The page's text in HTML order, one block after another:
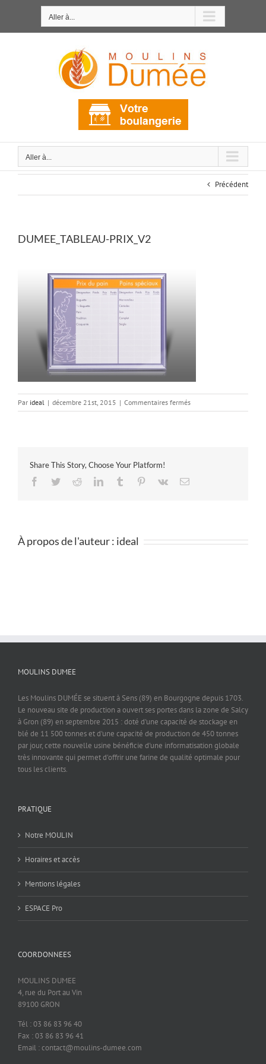
Aller à...
Aller à...
Précédent
DUMEE_TABLEAU-PRIX_V2
Par ideal | décembre 21st, 2015 | Commentaires ferméssur
DUMEE_TABLEAU-
Share This Story, Choose Your Platform!
Facebook
TwitterRedditLinkedInTumblr Pinterest
Vk Email
À propos de l'auteur : ideal
MOULINS DUMEE
Les Moulins DUMÉE se situent à Sens (89) en Bourgogne depuis 1703.
Le nouveau site de production a ouvert ses portes dans la zone de Salcy
à Gron (89) en septembre 2015 : doté d'une capacité de stockage en
blé de 11 500 tonnes et d'une capacité de production de 450 tonnes
par jour, cette nouvelle usine bénéficie d'une informatisation globale
très innovante qui permet d'offrir une farine de qualité optimale pour
tous les clients.
PRATIQUE
Notre MOULIN
Horaires et accès
Mentions légales
ESPACE Pro
COORDONNEES
MOULINS DUMEE
4, rue du Port au Vin
89100 GRON
Tél : 03 86 83 96 40
Fax : 03 86 83 96 41
Email : contact@moulins-dumee.com